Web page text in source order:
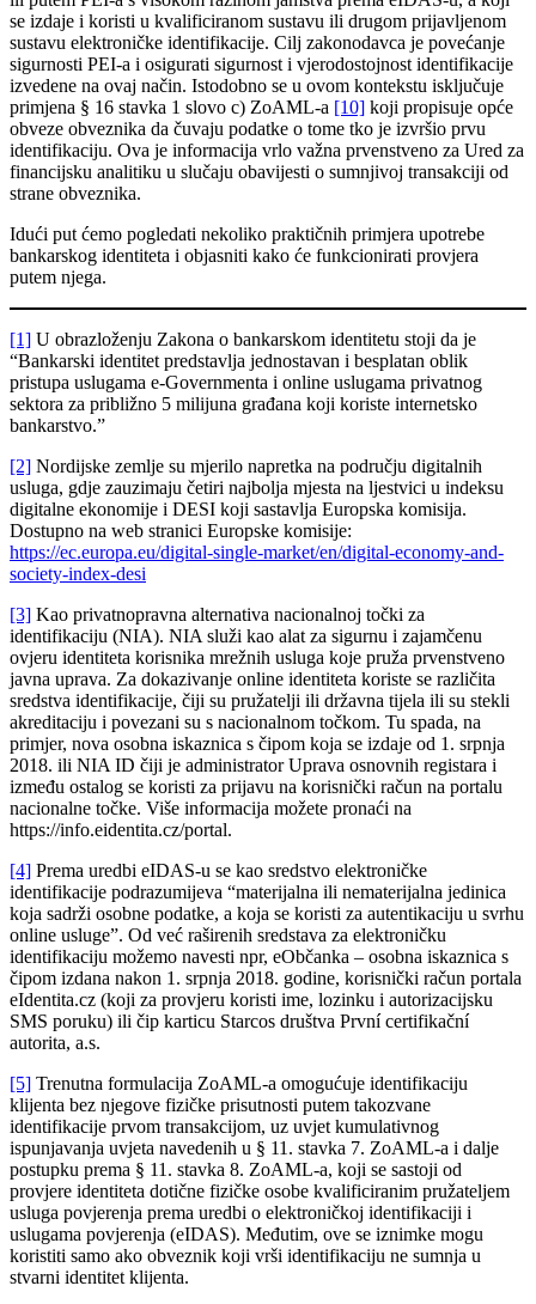
se izdaje i koristi u kvalificiranom sustavu ili drugom prijavljenom
sustavu elektroničke identifikacije. Cilj zakonodavca je povećanje
sigurnosti PEI-a i osigurati sigurnost i vjerodostojnost identifikacije
izvedene na ovaj način. Istodobno se u ovom kontekstu isključuje
primjena § 16 stavka 1 slovo c) ZoAML-a [10] koji propisuje opće
obveze obveznika da čuvaju podatke o tome tko je izvršio prvu
identifikaciju. Ova je informacija vrlo važna prvenstveno za Ured za
financijsku analitiku u slučaju obavijesti o sumnjivoj transakciji od
strane obveznika.
Idući put ćemo pogledati nekoliko praktičnih primjera upotrebe
bankarskog identiteta i objasniti kako će funkcionirati provjera
putem njega.
[1] U obrazloženju Zakona o bankarskom identitetu stoji da je
“Bankarski identitet predstavlja jednostavan i besplatan oblik
pristupa uslugama e-Governmenta i online uslugama privatnog
sektora za približno 5 milijuna građana koji koriste internetsko
bankarstvo.”
[2] Nordijske zemlje su mjerilo napretka na području digitalnih
usluga, gdje zauzimaju četiri najbolja mjesta na ljestvici u indeksu
digitalne ekonomije i DESI koji sastavlja Europska komisija.
Dostupno na web stranici Europske komisije:
https://ec.europa.eu/digital-single-market/en/digital-economy-and-
society-index-desi
[3] Kao privatnopravna alternativa nacionalnoj točki za
identifikaciju (NIA). NIA služi kao alat za sigurnu i zajamčenu
ovjeru identiteta korisnika mrežnih usluga koje pruža prvenstveno
javna uprava. Za dokazivanje online identiteta koriste se različita
sredstva identifikacije, čiji su pružatelji ili državna tijela ili su stekli
akreditaciju i povezani su s nacionalnom točkom. Tu spada, na
primjer, nova osobna iskaznica s čipom koja se izdaje od 1. srpnja
2018. ili NIA ID čiji je administrator Uprava osnovnih registara i
između ostalog se koristi za prijavu na korisnički račun na portalu
nacionalne točke. Više informacija možete pronaći na
https://info.eidentita.cz/portal.
[4] Prema uredbi eIDAS-u se kao sredstvo elektroničke
identifikacije podrazumijeva “materijalna ili nematerijalna jedinica
koja sadrži osobne podatke, a koja se koristi za autentikaciju u svrhu
online usluge”. Od već raširenih sredstava za elektroničku
identifikaciju možemo navesti npr, eObčanka – osobna iskaznica s
čipom izdana nakon 1. srpnja 2018. godine, korisnički račun portala
eIdentita.cz (koji za provjeru koristi ime, lozinku i autorizacijsku
SMS poruku) ili čip karticu Starcos društva První certifikační
autorita, a.s.
[5] Trenutna formulacija ZoAML-a omogućuje identifikaciju
klijenta bez njegove fizičke prisutnosti putem takozvane
identifikacije prvom transakcijom, uz uvjet kumulativnog
ispunjavanja uvjeta navedenih u § 11. stavka 7. ZoAML-a i dalje
postupku prema § 11. stavka 8. ZoAML-a, koji se sastoji od
provjere identiteta dotične fizičke osobe kvalificiranim pružateljem
usluga povjerenja prema uredbi o elektroničkoj identifikaciji i
uslugama povjerenja (eIDAS). Međutim, ove se iznimke mogu
koristiti samo ako obveznik koji vrši identifikaciju ne sumnja u
stvarni identitet klijenta.